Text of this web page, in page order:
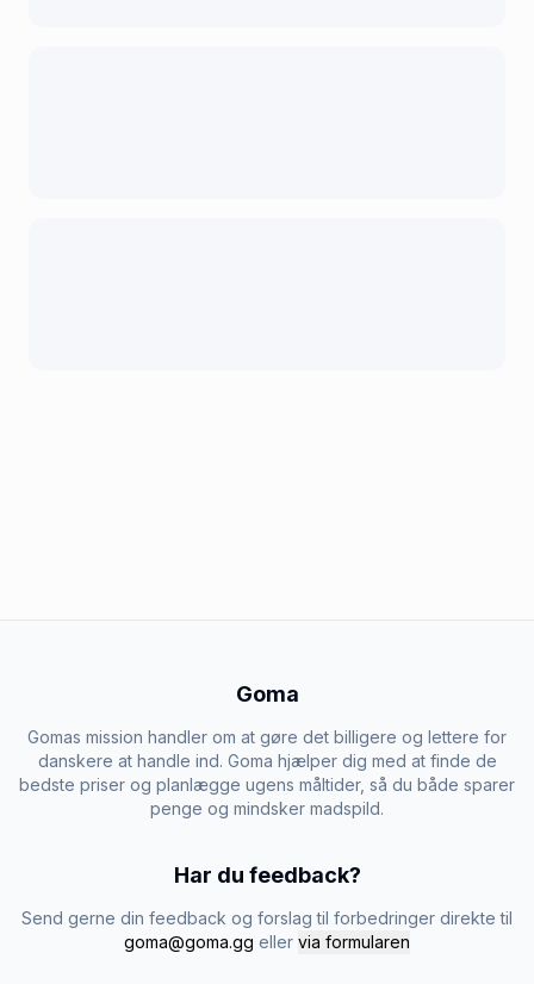
Goma
Gomas mission handler om at gøre det billigere og lettere for
danskere at handle ind. Goma hjælper dig med at finde de
bedste priser og planlægge ugens måltider, så du både sparer
penge og mindsker madspild.
Har du feedback?
Send gerne din feedback og forslag til forbedringer direkte til
goma@goma.gg eller via formularen